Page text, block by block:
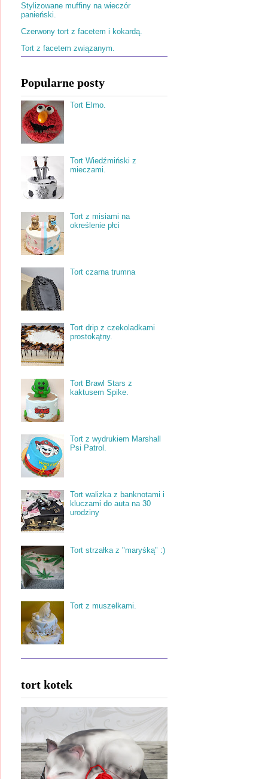
Stylizowane muffiny na wieczór
panieński.
Czerwony tort z facetem i kokardą.
Tort z facetem związanym.
Popularne posty
Tort Elmo.
Tort Wiedźmiński z
mieczami.
Tort z misiami na
określenie płci
Tort czarna trumna
Tort drip z czekoladkami
prostokątny.
Tort Brawl Stars z
kaktusem Spike.
Tort z wydrukiem Marshall
Psi Patrol.
Tort walizka z banknotami i
kluczami do auta na 30
urodziny
Tort strzałka z "maryśką" :)
Tort z muszelkami.
tort kotek